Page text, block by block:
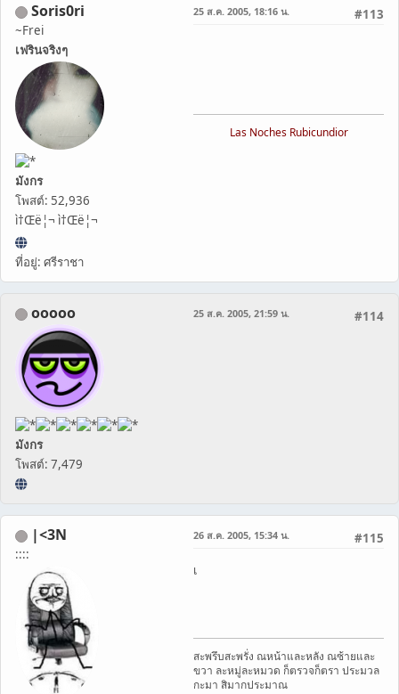
Soris0ri
~Frei
เฟรินจริงๆ
มังกร
โพสต์: 52,936
ì†Œë¦¬ ì†Œë¦¬
ที่อยู่: ศรีราชา
#113
25 ส.ค. 2005, 18:16 น.
Las Noches Rubicundior
ooooo
มังกร
โพสต์: 7,479
#114
25 ส.ค. 2005, 21:59 น.
|<3N
::::
#115
26 ส.ค. 2005, 15:34 น.
เ
สะพรึบสะพรั่ง ณหน้าและหลัง ณซ้ายและ
ขวา ละหมู่ละหมวด ก็ตรวจก็ตรา ประมวล
กะมา สิมากประมาณ